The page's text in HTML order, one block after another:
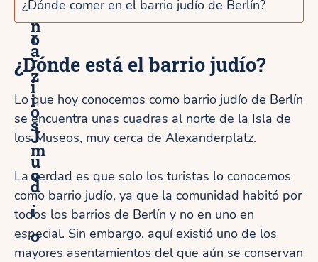
í
o
n
a
z
i
s
m
o
a
r
r
i
o
J
u
d
í
o
¿Dónde comer en el barrio judío de Berlín?
¿Dónde está el barrio judío?
Lo que hoy conocemos como barrio judío de Berlín
se encuentra unas cuadras al norte de la Isla de
los Museos, muy cerca de Alexanderplatz.
La verdad es que solo los turistas lo conocemos
como barrio judío, ya que la comunidad habitó por
todos los barrios de Berlín y no en uno en
especial. Sin embargo, aquí existió uno de los
mayores asentamientos del que aún se conservan